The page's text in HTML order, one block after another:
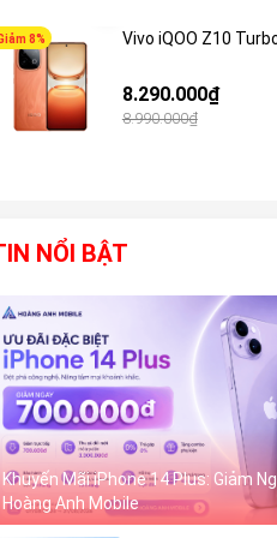
8% Vivo iQOO Z10
8.290.000₫
8.990.000₫
NỔI BẬT
Khuyến Mãi iPhone 14 Plus: Giảm
Hoàng Anh Mobile